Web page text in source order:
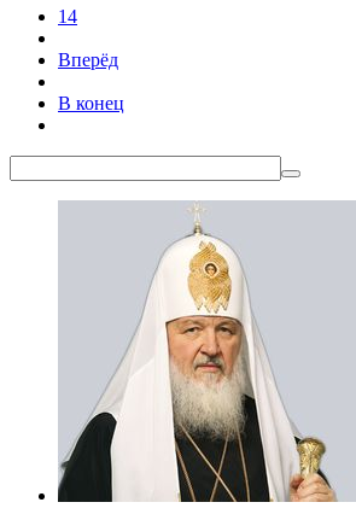
14
Вперёд
В конец